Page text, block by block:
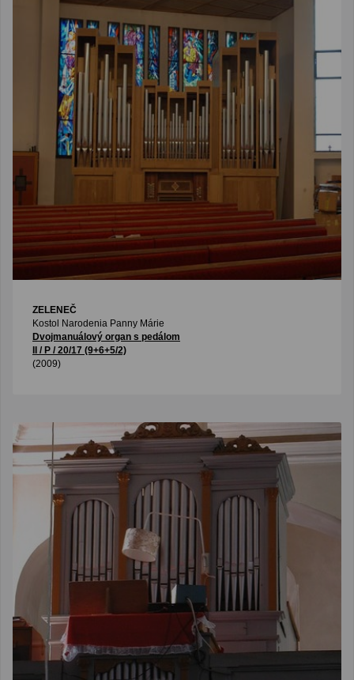
ZELENEČ
Kostol Narodenia Panny Márie
Dvojmanuálový organ s pedálom
II / P / 20/17 (9+6+5/2)
(2009)